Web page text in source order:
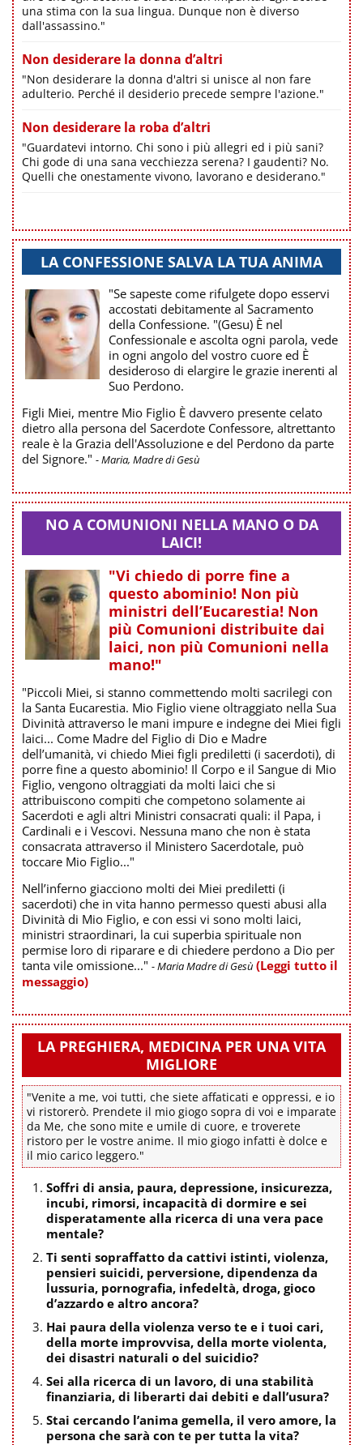
una stima con la sua lingua. Dunque non è diverso
dall'assassino."
Non desiderare la donna d’altri
"Non desiderare la donna d'altri si unisce al non fare
adulterio. Perché il desiderio precede sempre l'azione."
Non desiderare la roba d’altri
"Guardatevi intorno. Chi sono i più allegri ed i più sani?
Chi gode di una sana vecchiezza serena? I gaudenti? No.
Quelli che onestamente vivono, lavorano e desiderano."
LA CONFESSIONE SALVA LA TUA ANIMA
"Se sapeste come rifulgete dopo esservi
accostati debitamente al Sacramento
della Confessione. "(Gesu) È nel
Confessionale e ascolta ogni parola, vede
in ogni angolo del vostro cuore ed È
desideroso di elargire le grazie inerenti al
Suo Perdono.
Figli Miei, mentre Mio Figlio È davvero presente celato
dietro alla persona del Sacerdote Confessore, altrettanto
reale è la Grazia dell'Assoluzione e del Perdono da parte
del Signore." - Maria, Madre di Gesù
NO A COMUNIONI NELLA MANO O DA
LAICI!
"Vi chiedo di porre fine a
questo abominio! Non più
ministri dell’Eucarestia! Non
più Comunioni distribuite dai
laici, non più Comunioni nella
mano!"
"Piccoli Miei, si stanno commettendo molti sacrilegi con
la Santa Eucarestia. Mio Figlio viene oltraggiato nella Sua
Divinità attraverso le mani impure e indegne dei Miei figli
laici... Come Madre del Figlio di Dio e Madre
dell’umanità, vi chiedo Miei figli prediletti (i sacerdoti), di
porre fine a questo abominio! Il Corpo e il Sangue di Mio
Figlio, vengono oltraggiati da molti laici che si
attribuiscono compiti che competono solamente ai
Sacerdoti e agli altri Ministri consacrati quali: il Papa, i
Cardinali e i Vescovi. Nessuna mano che non è stata
consacrata attraverso il Ministero Sacerdotale, può
toccare Mio Figlio..."
Nell’inferno giacciono molti dei Miei prediletti (i
sacerdoti) che in vita hanno permesso questi abusi alla
Divinità di Mio Figlio, e con essi vi sono molti laici,
ministri straordinari, la cui superbia spirituale non
permise loro di riparare e di chiedere perdono a Dio per
tanta vile omissione..." - Maria Madre di Gesù (Leggi tutto il
messaggio)
LA PREGHIERA, MEDICINA PER UNA VITA
MIGLIORE
"Venite a me, voi tutti, che siete affaticati e oppressi, e io
vi ristorerò. Prendete il mio giogo sopra di voi e imparate
da Me, che sono mite e umile di cuore, e troverete
ristoro per le vostre anime. Il mio giogo infatti è dolce e
il mio carico leggero."
Soffri di ansia, paura, depressione, insicurezza,
incubi, rimorsi, incapacità di dormire e sei
disperatamente alla ricerca di una vera pace
mentale?
Ti senti sopraffatto da cattivi istinti, violenza,
pensieri suicidi, perversione, dipendenza da
lussuria, pornografia, infedeltà, droga, gioco
d’azzardo e altro ancora?
Hai paura della violenza verso te e i tuoi cari,
della morte improvvisa, della morte violenta,
dei disastri naturali o del suicidio?
Sei alla ricerca di un lavoro, di una stabilità
finanziaria, di liberarti dai debiti e dall’usura?
Stai cercando l’anima gemella, il vero amore, la
persona che sarà con te per tutta la vita?